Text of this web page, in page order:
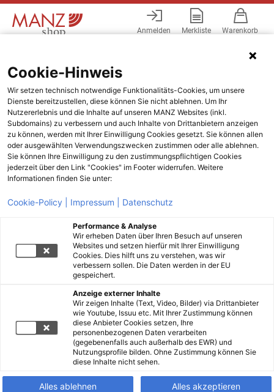
Anmelden Merkliste Warenkorb
Cookie-Hinweis
Wir setzen technisch notwendige Funktionalitäts-Cookies, um unsere
Dienste bereitzustellen, diese können Sie nicht ablehnen. Um Ihr
Nutzererlebnis und die Inhalte auf unseren MANZ Websites (inkl.
Subdomains) zu verbessern und auch Inhalte von Drittanbietern anzeigen
zu können, werden mit Ihrer Einwilligung Cookies gesetzt. Sie können allen
oder ausgewählten Verwendungszwecken zustimmen oder alle ablehnen.
Sie können Ihre Einwilligung zu den zustimmungspflichtigen Cookies
jederzeit über den Link "Cookies" im Footer widerrufen. Weitere
Informationen finden Sie unter:
Cookie-Policy | Impressum | Datenschutz
Performance & Analyse
Wir erheben Daten über Ihren Besuch auf unseren
Websites und setzen hierfür mit Ihrer Einwilligung
Cookies. Dies hilft uns zu verstehen, was wir
verbessern sollen. Die Daten werden in der EU
gespeichert.
Anzeige externer Inhalte
Wir zeigen Inhalte (Text, Video, Bilder) via Drittanbieter
wie Youtube, Issuu etc. Mit Ihrer Zustimmung können
diese Anbieter Cookies setzen, Ihre
personenbezogenen Daten verarbeiten
(gegebenenfalls auch außerhalb des EWR) und
Nutzungsprofile bilden. Ohne Zustimmung können Sie
diese Inhalte nicht sehen.
Alles ablehnen Alles akzeptieren